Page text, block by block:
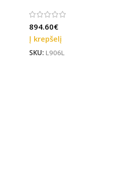
894.60€
Į krepšelį
SKU: L906L